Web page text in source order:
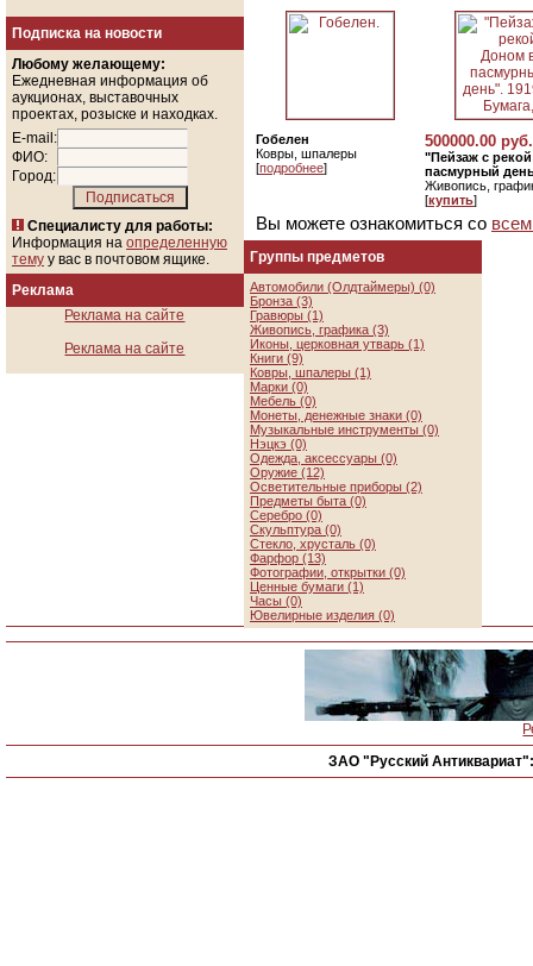
Подписка на новости
Любому желающему:
Ежедневная информация об
аукционах, выставочных
проектах, розыске и находках.
E-mail:
ФИО:
Город:
Специалисту для работы:
Информация на определенную
тему у вас в почтовом ящике.
Реклама
Реклама на сайте
Реклама на сайте
Гобелен
Ковры, шпалеры
[подробнее]
500000.00 руб.
"Пейзаж с
пасмурный
Живопись,
[купить]
Вы можете ознакомиться со
Группы предметов
Автомобили (Олдтаймеры) (0)
Бронза (3)
Гравюры (1)
Живопись, графика (3)
Иконы, церковная утварь (1)
Книги (9)
Ковры, шпалеры (1)
Марки (0)
Мебель (0)
Монеты, денежные знаки (0)
Музыкальные инструменты (0)
Нэцкэ (0)
Одежда, аксессуары (0)
Оружие (12)
Осветительные приборы (2)
Предметы быта (0)
Серебро (0)
Скульптура (0)
Стекло, хрусталь (0)
Фарфор (13)
Фотографии, открытки (0)
Ценные бумаги (1)
Часы (0)
Ювелирные изделия (0)
ЗАО "Русский Антиквариат":